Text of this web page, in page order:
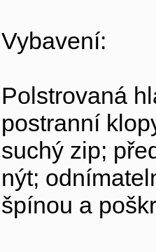
Vybavení:
Polstrovaná
postranní
suchý zip;
nýt;
špínou a